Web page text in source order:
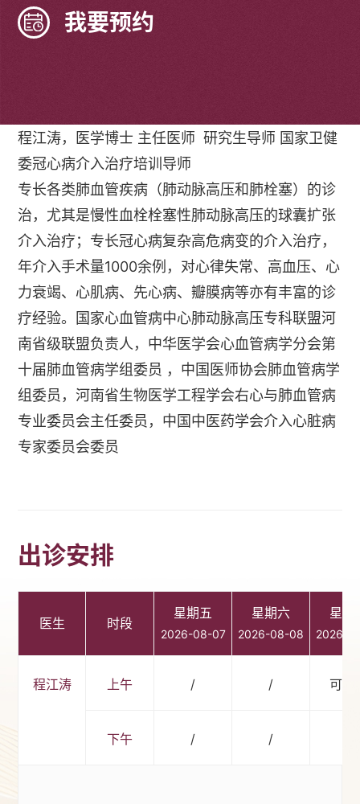
我要预约
程江涛，医学博士 主任医师 研究生导师 国家卫健
委冠心病介入治疗培训导师
专长各类肺血管疾病（肺动脉高压和肺栓塞）的诊
治，尤其是慢性血栓栓塞性肺动脉高压的球囊扩张
介入治疗；专长冠心病复杂高危病变的介入治疗，
年介入手术量1000余例，对心律失常、高血压、心
力衰竭、心肌病、先心病、瓣膜病等亦有丰富的诊
疗经验。国家心血管病中心肺动脉高压专科联盟河
南省级联盟负责人，中华医学会心血管病学分会第
十届肺血管病学组委员 ，中国医师协会肺血管病学
组委员，河南省生物医学工程学会右心与肺血管病
专业委员会主任委员，中国中医药学会介入心脏病
专家委员会委员
出诊安排
医生 时段
星期五
2026-08-07
星期六
2026-08-08
星期
2026-
程江涛 上午 / / 可预
下午 / /